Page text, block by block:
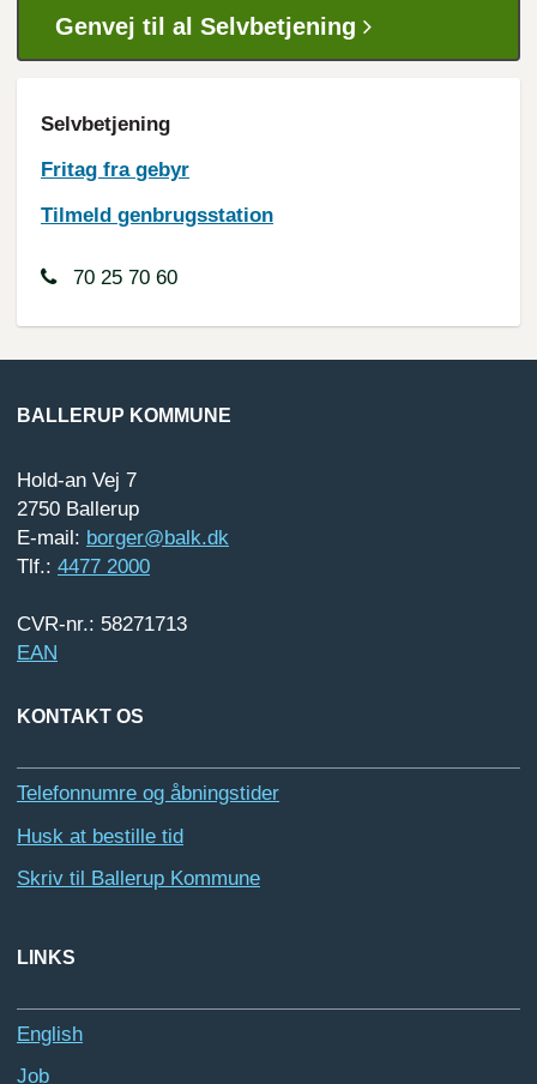
Genvej til al Selvbetjening
Selvbetjening
Fritag fra gebyr
Tilmeld genbrugsstation
70 25 70 60
BALLERUP KOMMUNE
Hold-an Vej 7
2750 Ballerup
E-mail: borger@balk.dk
Tlf.: 4477 2000
CVR-nr.: 58271713
EAN
KONTAKT OS
Telefonnumre og åbningstider
Husk at bestille tid
Skriv til Ballerup Kommune
LINKS
English
Job